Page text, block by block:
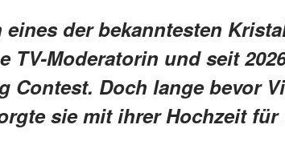
der bekanntesten
TV-Moderatorin und seit
Contest. Doch lange bevor
sie mit ihrer Hochzeit für